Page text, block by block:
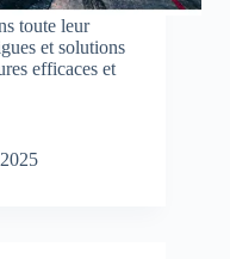
toute leur
et solutions
efficaces et